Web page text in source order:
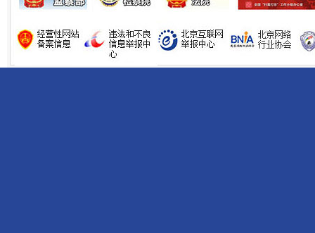
受贿1.44亿！段成刚被判无期 从幼